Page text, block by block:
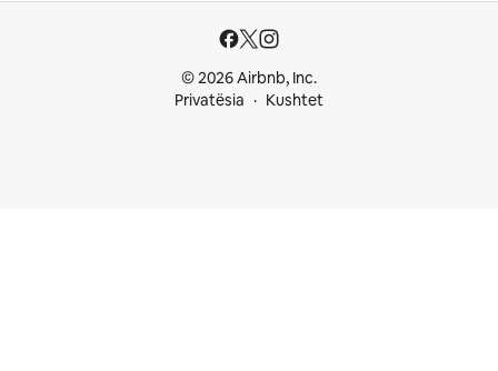
© 2026 Airbnb, Inc.
Privatësia
Kushtet